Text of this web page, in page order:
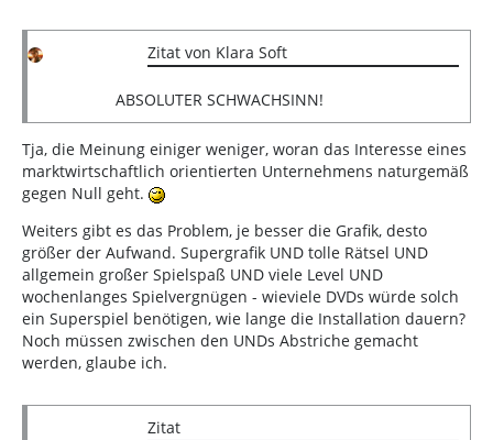
Zitat von Klara Soft
ABSOLUTER SCHWACHSINN!
Tja, die Meinung einiger weniger, woran das Interesse eines
marktwirtschaftlich orientierten Unternehmens naturgemäß
gegen Null geht.
Weiters gibt es das Problem, je besser die Grafik, desto
größer der Aufwand. Supergrafik UND tolle Rätsel UND
allgemein großer Spielspaß UND viele Level UND
wochenlanges Spielvergnügen - wieviele DVDs würde solch
ein Superspiel benötigen, wie lange die Installation dauern?
Noch müssen zwischen den UNDs Abstriche gemacht
werden, glaube ich.
Zitat